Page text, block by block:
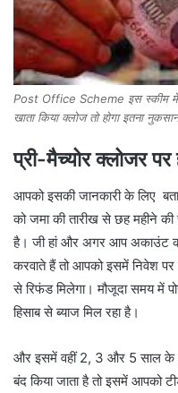
Post Office Scheme इस स्कीम में
खाता किया क्लोज तो होगा इतना
प्री-मैच्योर क्लोजर
आपको इसकी जानकारी के लिए
को जमा की तारीख से छह महीने
है। जी हां और अगर आप अकाउंट
करवाते हैं तो आपको इसमें निवेश पर
से रिफंड मिलेगा। मौजूदा समय में
हिसाब से ब्याज मिल रहा है।
और इसमें वहीं 2, 3 और 5 साल के
बंद किया जाता है तो इसमें आपको